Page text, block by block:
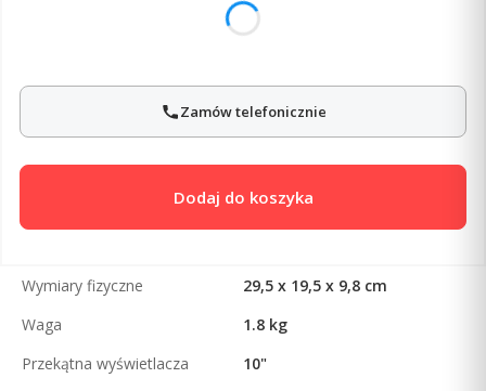
Poszczególne warianty mogą różnić się ceną
Zamów telefonicznie
Dodaj do koszyka
Wymiary fizyczne
29,5 x 19,5 x 9,8 cm
Waga
1.8 kg
Przekątna wyświetlacza
10"